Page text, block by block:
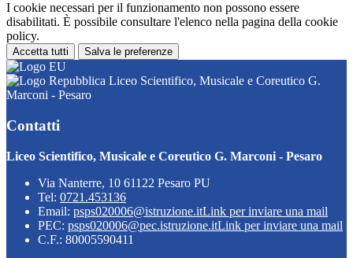
I cookie necessari per il funzionamento non possono essere
disabilitati. È possibile consultare l'elenco nella pagina della cookie
policy.
Accetta tutti Salva le preferenze
Liceo Scientifico, Musicale e Coreutico G.
Marconi - Pesaro
Contatti
Liceo Scientifico, Musicale e Coreutico G. Marconi - Pesaro
Via Nanterre, 10 61122 Pesaro PU
Tel: 0721.453136
Email: psps020006@istruzione.itLink per inviare una mail
PEC: psps020006@pec.istruzione.itLink per inviare una mail
C.F.: 80005590411